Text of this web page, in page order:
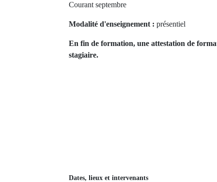
Courant septembre
Modalité d'enseignement : présentiel
En fin de formation, une attestation de
stagiaire.
Dates, lieux et intervenants